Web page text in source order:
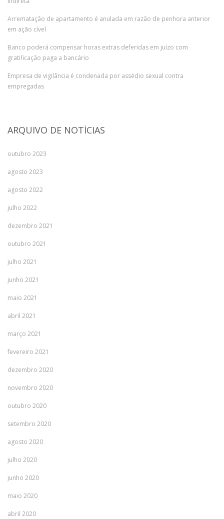
Arrematação de apartamento é anulada em razão de penhora anterior
em ação cível
Banco poderá compensar horas extras deferidas em juízo com
gratificação paga a bancário
Empresa de vigilância é condenada por assédio sexual contra
empregadas
ARQUIVO DE NOTÍCIAS
outubro 2023
agosto 2023
agosto 2022
julho 2022
dezembro 2021
outubro 2021
julho 2021
junho 2021
maio 2021
abril 2021
março 2021
fevereiro 2021
dezembro 2020
novembro 2020
outubro 2020
setembro 2020
agosto 2020
julho 2020
junho 2020
maio 2020
abril 2020